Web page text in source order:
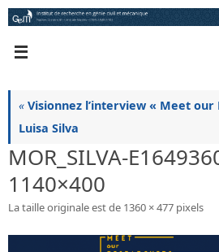
Passer
au
« Visionnez l’interview « Meet our
Luisa Silva
MOR_SILVA-
1140×400
La taille originale est de 1360 × 477 pixels